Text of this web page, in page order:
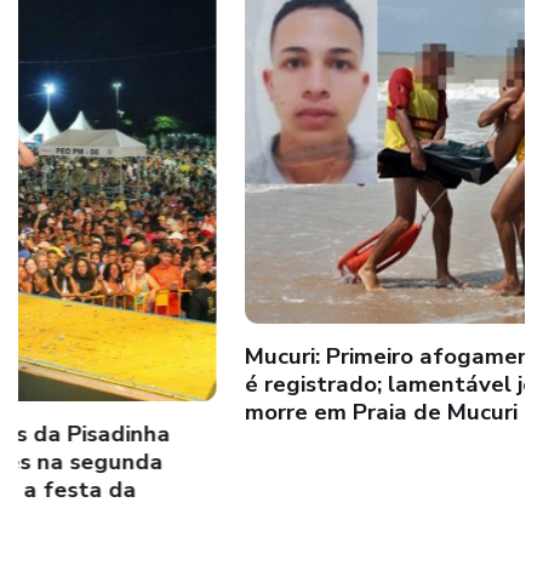
Mucuri: Primeiro afogamento do carnaval 2024
é registrado; lamentável jovem de 22 anos
morre em Praia de Mucuri